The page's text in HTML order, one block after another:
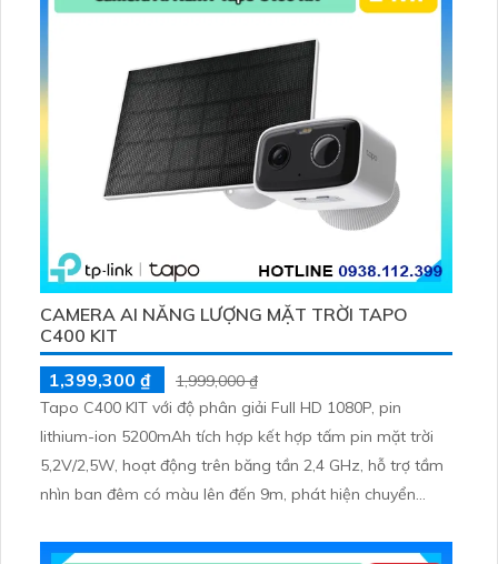
CAMERA AI NĂNG LƯỢNG MẶT TRỜI TAPO
C400 KIT
1,399,300 ₫
1,999,000 ₫
Tapo C400 KIT với độ phân giải Full HD 1080P, pin
lithium-ion 5200mAh tích hợp kết hợp tấm pin mặt trời
5,2V/2,5W, hoạt động trên băng tần 2,4 GHz, hỗ trợ tầm
nhìn ban đêm có màu lên đến 9m, phát hiện chuyển
thẻ microSD lên đến 512GB